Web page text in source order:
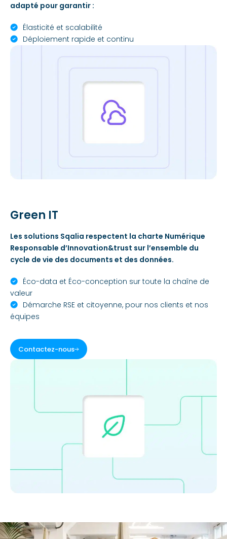
adapté pour garantir :
Élasticité et scalabilité
Déploiement rapide et continu
Green IT
Les solutions Sqalia respectent la charte Numérique
Responsable d’Innovation&trust sur l’ensemble du
cycle de vie des documents et des données.
Éco-data et Éco-conception sur toute la chaîne de
valeur
Démarche RSE et citoyenne, pour nos clients et nos
équipes
Contactez-nous